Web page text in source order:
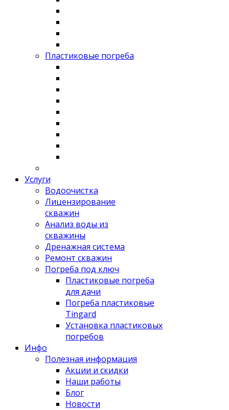
Пластиковые погреба
Услуги
Водоочистка
Лицензирование
скважин
Анализ воды из
скважины
Дренажная система
Ремонт скважин
Погреба под ключ
Пластиковые погреба
для дачи
Погреба пластиковые
Tingard
Установка пластиковых
погребов
Инфо
Полезная информация
Акции и скидки
Наши работы
Блог
Новости